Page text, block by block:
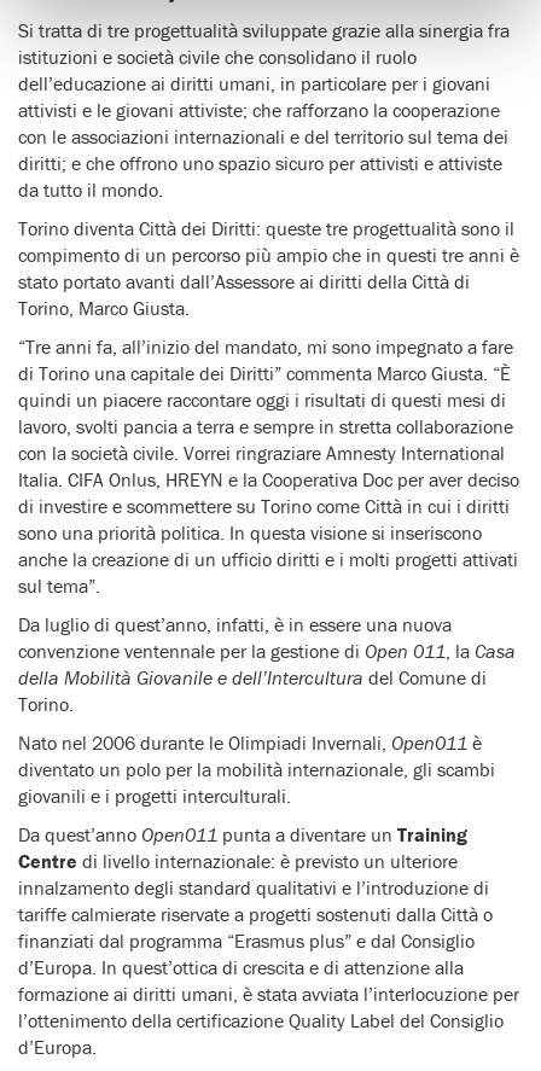
Si tratta di tre progettualità sviluppate grazie alla sinergia fra
istituzioni e società civile che consolidano il ruolo
dell’educazione ai diritti umani, in particolare per i giovani
attivisti e le giovani attiviste; che rafforzano la cooperazione
con le associazioni internazionali e del territorio sul tema dei
diritti; e che offrono uno spazio sicuro per attivisti e attiviste
da tutto il mondo.
Torino diventa Città dei Diritti: queste tre progettualità sono il
compimento di un percorso più ampio che in questi tre anni è
stato portato avanti dall’Assessore ai diritti della Città di
Torino, Marco Giusta.
“Tre anni fa, all’inizio del mandato, mi sono impegnato a fare
di Torino una capitale dei Diritti” commenta Marco Giusta. “È
quindi un piacere raccontare oggi i risultati di questi mesi di
lavoro, svolti pancia a terra e sempre in stretta collaborazione
con la società civile. Vorrei ringraziare Amnesty International
Italia. CIFA Onlus, HREYN e la Cooperativa Doc per aver deciso
di investire e scommettere su Torino come Città in cui i diritti
sono una priorità politica. In questa visione si inseriscono
anche la creazione di un ufficio diritti e i molti progetti attivati
sul tema”.
Da luglio di quest’anno, infatti, è in essere una nuova
convenzione ventennale per la gestione di Open 011 , la Casa
della Mobilità Giovanile e dell’Intercultura del Comune di
Torino.
Nato nel 2006 durante le Olimpiadi Invernali, Open011 è
diventato un polo per la mobilità internazionale, gli scambi
giovanili e i progetti interculturali.
Da quest’anno Open011 punta a diventare un Training
Centre di livello internazionale: è previsto un ulteriore
innalzamento degli standard qualitativi e l’introduzione di
tariffe calmierate riservate a progetti sostenuti dalla Città o
finanziati dal programma “Erasmus plus” e dal Consiglio
d’Europa. In quest’ottica di crescita e di attenzione alla
formazione ai diritti umani, è stata avviata l’interlocuzione per
l’ottenimento della certificazione Quality Label del Consiglio
d’Europa.